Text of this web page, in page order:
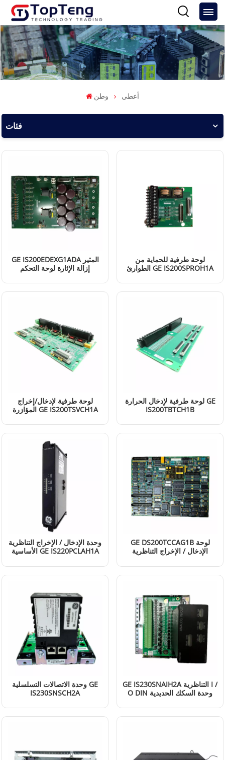
وطن أعطى
فئات
GE IS200EDEXG1ADA المثير
إزالة الإثارة لوحة التحكم
إقرأ المزيد
لوحة طرفية للحماية من
الطوارئ GE IS200SPROH1A
إقرأ المزيد
لوحة طرفية لإدخال/إخراج
المؤازرة GE IS200TSVCH1A
إقرأ المزيد
لوحة طرفية لإدخال الحرارة GE
IS200TBTCH1B
إقرأ المزيد
وحدة الإدخال / الإخراج التناظرية
الأساسية GE IS220PCLAH1A
إقرأ المزيد
GE DS200TCCAG1B لوحة
الإدخال / الإخراج التناظرية
إقرأ المزيد
وحدة الاتصالات التسلسلية GE
IS230SNSCH2A
إقرأ المزيد
GE IS230SNAIH2A التناظرية I /
O DIN وحدة السكك الحديدية
إقرأ المزيد